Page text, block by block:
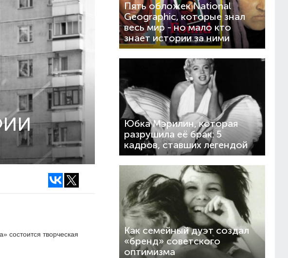
состоится творческая
Пять обложек National
Geographic, которые знал
весь мир - но мало кто
знает истории за ними
Юбка Мэрилин, которая
разрушила её брак: 5
кадров, ставших легендой
Как семейный дуэт создал
«бренд» советского
оптимизма